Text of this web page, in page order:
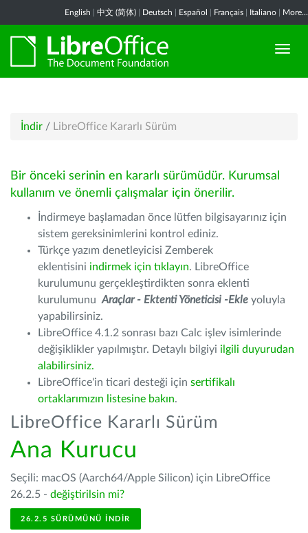
English 中文 (简体) Deutsch Español Français Italiano More...
İndir / LibreOffice Kararlı Sürüm
Bir önceki serinin en kararlı sürümüdür. Kurumsal
kullanım ve önemli çalışmalar için önerilir.
İndirmeye başlamadan önce lütfen bilgisayarınız için
sistem gereksinimlerini kontrol ediniz.
Türkçe yazım denetleyicisi Zemberek
eklentisini indirmek için tıklayın. LibreOffice
kurulumunu gerçekleştirdikten sonra eklenti
kurulumunu Araçlar - Ektenti Yöneticisi -Ekle yoluyla
yapabilirsiniz.
LibreOffice 4.1.2 sonrası bazı Calc işlev isimlerinde
değişiklikler yapılmıştır. Detaylı bilgiyi ilgili duyurudan
alabilirsiniz.
LibreOffice'in ticari desteği için sertifikalı
ortaklarımızın listesine bakın.
LibreOffice Kararlı Sürüm
Ana Kurucu
Seçili: macOS (Aarch64/Apple Silicon) için LibreOffice
26.2.5 - değiştirilsin mi?
26.2.5 SÜRÜMÜNÜ İNDIR